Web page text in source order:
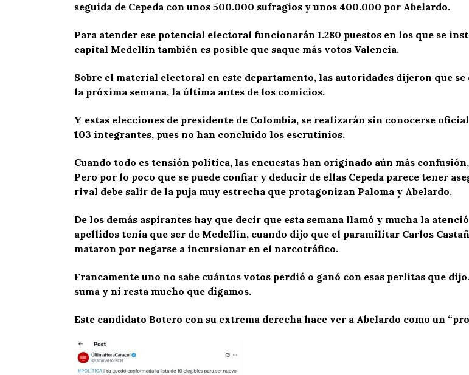
seguida de Cepeda con unos 500.000 sufragios y unos 400.000 por Abelardo.
Para atender ese potencial electoral funcionarán 1.280 puestos en los que se
capital Medellín también es posible que saque más votos Valencia.
Sobre el material electoral en este departamento, las autoridades dijeron que
la próxima semana, la última antes de los comicios.
Y estas elecciones de presidente de Colombia, se realizarán sin conocerse
103 integrantes, pues no han concluido los escrutinios.
Cuando todo es tensión política, las encuestas han originado aún más
Pero por lo poco que se puede confiar y deducir de ellas Cepeda parece tener
rival debe salir de la puja muy estrecha que protagonizan Paloma y Abelardo.
De los demás aspirantes hay que decir que esta semana llamó y mucha la
apellidos tenía que ser de Medellín, cuando dijo que el paramilitar Carlos
mataron por negarse a incursionar en el narcotráfico.
Francamente uno no sabe cuántos votos perdió o ganó con esas perlitas que
suma y ni resta mucho que digamos.
Este candidato Botero con su extrema derecha hace ver a Abelardo como un